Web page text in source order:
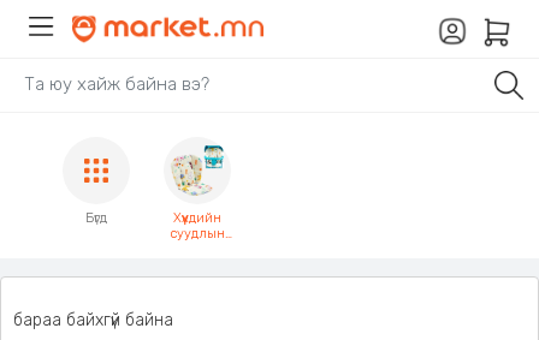
Бүгд
Хүүхдийн
суудлын
бараа байхгүй байна